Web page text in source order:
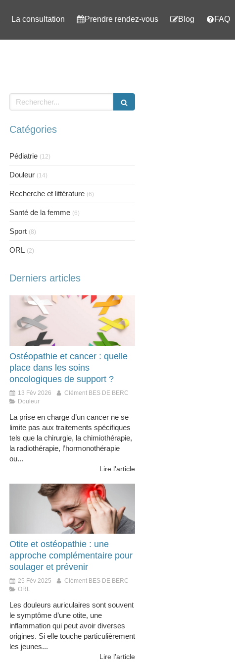
La consultation Prendre rendez-vous Blog FAQ
Rechercher
Catégories
Pédiatrie (12)
Douleur (14)
Recherche et littérature (6)
Santé de la femme (6)
Sport (8)
ORL (2)
Derniers articles
Ostéopathie et cancer : quelle
place dans les soins
oncologiques de support ?
13 Fév 2026
Clément BES DE BERC
Douleur
La prise en charge d’un cancer ne se
limite pas aux traitements spécifiques
tels que la chirurgie, la chimiothérapie,
la radiothérapie, l’hormonothérapie
ou...
Lire l'article
Otite et ostéopathie : une
approche complémentaire pour
soulager et prévenir
25 Fév 2025
Clément BES DE BERC
ORL
Les douleurs auriculaires sont souvent
le symptôme d’une otite, une
inflammation qui peut avoir diverses
origines. Si elle touche particulièrement
les jeunes...
Lire l'article